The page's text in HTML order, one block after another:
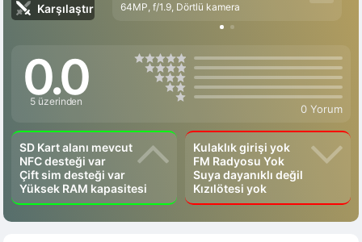
Karşılaştır 64MP, f/1.9, Dörtlü kamera
0.0
5 üzerinden
0 Yorum
SD Kart alanı mevcut
NFC desteği var
Çift sim desteği var
Yüksek RAM kapasitesi
Kulaklık girişi yok
FM Radyosu Yok
Suya dayanıklı değil
Kızılötesi yok